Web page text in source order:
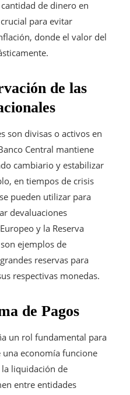
de dinero en
para evitar
donde el valor del
de las
son divisas o activos en
Central mantiene
cambiario y estabilizar
en tiempos de crisis
pueden utilizar para
devaluaciones
y la Reserva
ejemplos de
reservas para
respectivas monedas.
de Pagos
un rol fundamental para
una economía funcione
la liquidación de
entre entidades